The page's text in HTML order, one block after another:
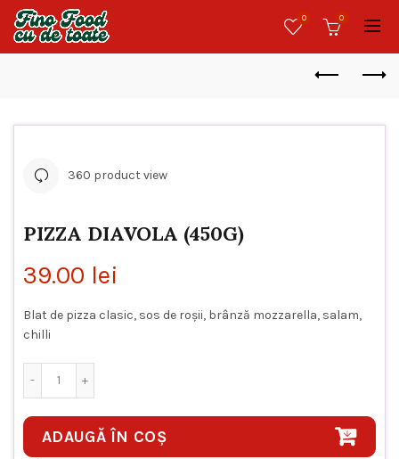
0 0
360 product view
PIZZA DIAVOLA (450G)
39.00 lei
Blat de pizza clasic, sos de roșii, brânză mozzarella, salam,
chilli
ADAUGĂ ÎN COȘ